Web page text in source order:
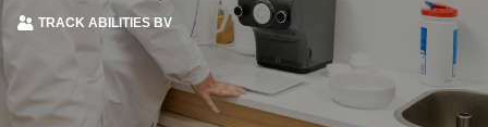
TRACK ABILITIES BV